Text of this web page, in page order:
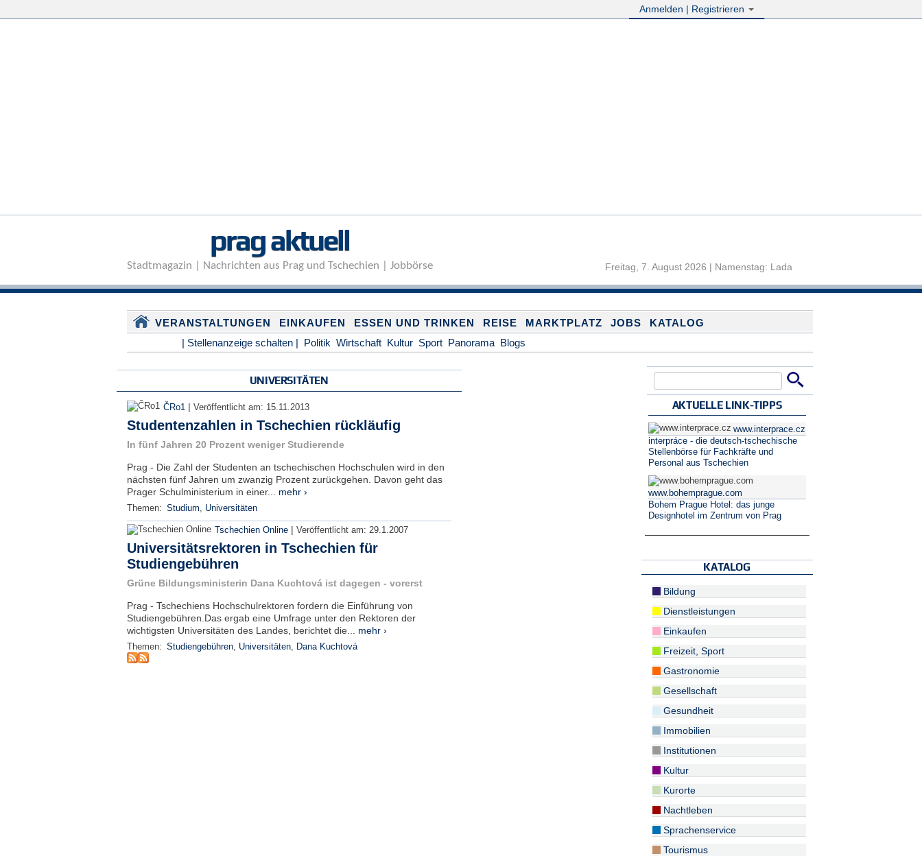
Anmelden | Registrieren
prag aktuell
Stadtmagazin | Nachrichten aus Prag und Tschechien | Jobbörse Freitag, 7. August 2026 | Namenstag: Lada
VERANSTALTUNGEN EINKAUFEN ESSEN UND TRINKEN REISE MARKTPLATZ JOBS
KATALOG
| Stellenanzeige schalten | Politik Wirtschaft Kultur Sport Panorama Blogs
UNIVERSITÄTEN
ČRo1 | Veröffentlicht am: 15.11.2013
Studentenzahlen in Tschechien rückläufig
In fünf Jahren 20 Prozent weniger Studierende
Prag - Die Zahl der Studenten an tschechischen Hochschulen wird in den
nächsten fünf Jahren um zwanzig Prozent zurückgehen. Davon geht das
Prager Schulministerium in einer... mehr ›
Themen: Studium, Universitäten
Tschechien Online | Veröffentlicht am: 29.1.2007
Universitätsrektoren in Tschechien für
Studiengebühren
Grüne Bildungsministerin Dana Kuchtová ist dagegen - vorerst
Prag - Tschechiens Hochschulrektoren fordern die Einführung von
Studiengebühren.Das ergab eine Umfrage unter den Rektoren der
wichtigsten Universitäten des Landes, berichtet die... mehr ›
Themen: Studiengebühren, Universitäten, Dana Kuchtová
AKTUELLE LINK-TIPPS
www.interprace.cz
interpráce - die deutsch-tschechische
Stellenbörse für Fachkräfte und
Personal aus Tschechien
www.bohemprague.com
Bohem Prague Hotel: das junge
Designhotel im Zentrum von Prag
KATALOG
Bildung
Dienstleistungen
Einkaufen
Freizeit, Sport
Gastronomie
Gesellschaft
Gesundheit
Immobilien
Institutionen
Kultur
Kurorte
Nachtleben
Sprachenservice
Tourismus